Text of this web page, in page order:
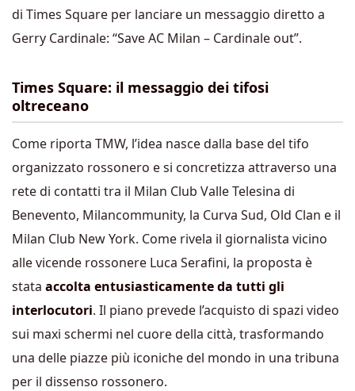
di Times Square per lanciare un messaggio diretto a
Gerry Cardinale: “Save AC Milan – Cardinale out”.
Times Square: il messaggio dei tifosi
oltreceano
Come riporta TMW, l’idea nasce dalla base del tifo
organizzato rossonero e si concretizza attraverso una
rete di contatti tra il Milan Club Valle Telesina di
Benevento, Milancommunity, la Curva Sud, Old Clan e il
Milan Club New York. Come rivela il giornalista vicino
alle vicende rossonere Luca Serafini, la proposta è
stata accolta entusiasticamente da tutti gli
interlocutori. Il piano prevede l’acquisto di spazi video
sui maxi schermi nel cuore della città, trasformando
una delle piazze più iconiche del mondo in una tribuna
per il dissenso rossonero.